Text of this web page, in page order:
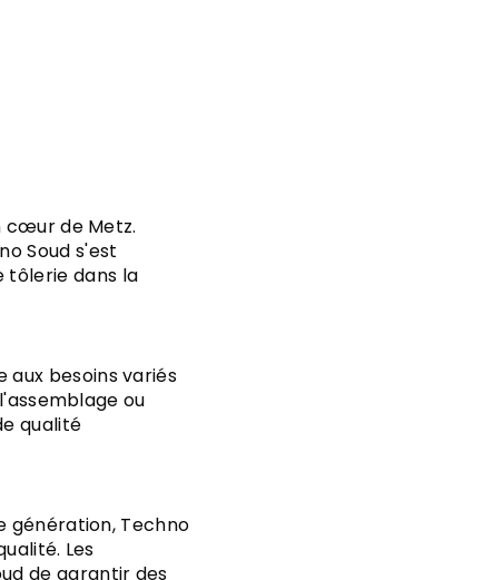
cœur de Metz.
Soud s'est
tôlerie dans la
besoins variés
ou
qualité
génération, Techno
Les
de garantir des